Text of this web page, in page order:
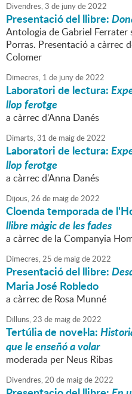
Divendres,3 de junyde2022
Presentació del llibre:
Antologia de Gabriel Ferrater
Porras. Presentació a càrrec
Colomer
Dimecres, 1 de junyde2022
Laboratori de lectura:
llop ferotge
a càrrec d'Anna Danés
Dimarts,31 de maigde2022
Laboratori de lectura:
llop ferotge
a càrrec d'Anna Danés
Dijous,26 de maigde2022
Cloenda temporada de
llibre màgic de les fades
a càrrec de la Companyia
Dimecres,25 de maigde2022
Presentació del llibre:
Maria José Robledo
a càrrec de Rosa Munné
Dilluns,23 de maigde2022
Tertúlia de novel·la:
que le enseñó a volar
moderada per Neus Ribas
Divendres,20 de maigde2022